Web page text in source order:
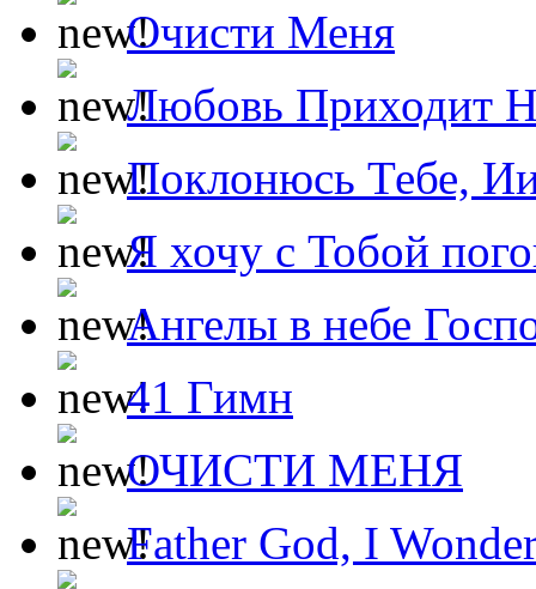
Очисти Меня
Любовь Приходит
Поклонюсь Тебе,
Я хочу с Тобой
Ангелы в небе
41 Гимн
ОЧИСТИ МЕНЯ
Father God, I